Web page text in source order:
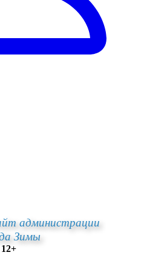
администрации
Зимы
12+